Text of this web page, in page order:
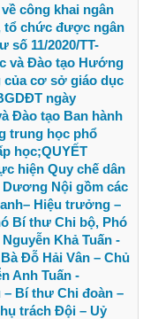
công khai ngân
tổ chức được ngân
11/2020/TT-
và Đào tạo Hướng
của cơ sở giáo dục
ngày
Đào tạo Ban hành
trung học phổ
học;QUYẾT
hiện Quy chế dân
Nội gồm các
Hiệu trưởng –
Bí thư Chi bộ, Phó
Khả Tuấn -
Đỗ Hải Vân – Chủ
Anh Tuấn -
– Bí thư Chi đoàn –
trách Đội – Uỷ